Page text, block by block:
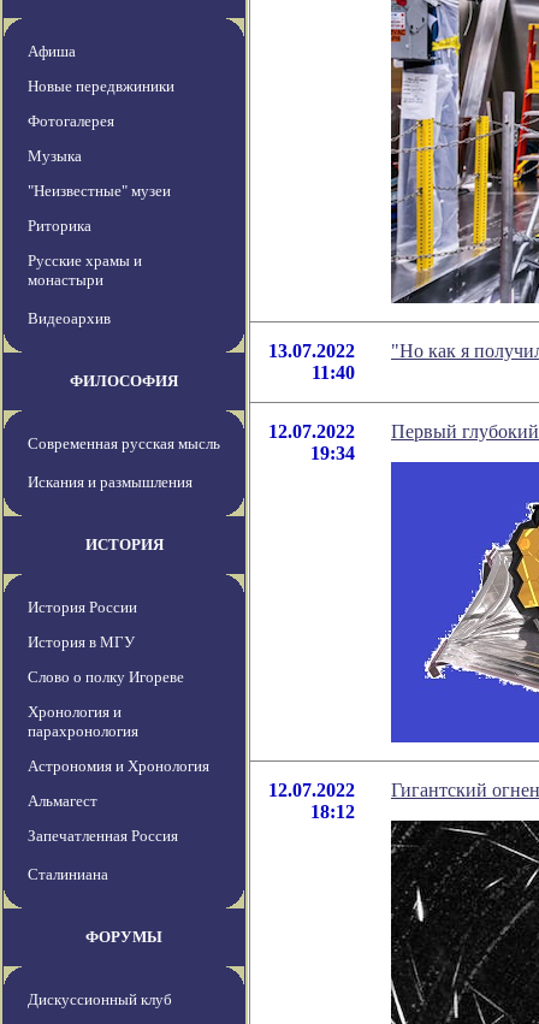
Афиша
Новые передвжиники
Фотогалерея
Музыка
"Неизвестные" музеи
Риторика
Русские храмы и
монастыри
Видеоархив
ФИЛОСОФИЯ
Современная русская мысль
Искания и размышления
ИСТОРИЯ
История России
История в МГУ
Слово о полку Игореве
Хронология и
парахронология
Астрономия и Хронология
Альмагест
Запечатленная Россия
Сталиниана
ФОРУМЫ
Дискуссионный клуб
13.07.2022
11:40
"Но как я
12.07.2022
19:34
Первый
12.07.2022
18:12
Гигантский